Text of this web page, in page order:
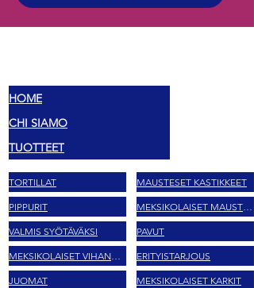
HOME
CHI SIAMO
TUOTTEET
TORTILLAT
PIPPURIT
VALMIS SYÖTÄVÄKSI
MEKSIKOLAISET VIHANNEKSET
JUOMAT
MAUSTESET KASTIKKEET
MEKSIKOLAISET MAUSTEET
PAVUT
ERITYISTARJOUS
MEKSIKOLAISET KARKIT